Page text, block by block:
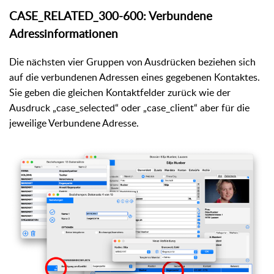
CASE_RELATED_300-600: Verbundene
Adressinformationen
Die nächsten vier Gruppen von Ausdrücken beziehen sich
auf die verbundenen Adressen eines gegebenen Kontaktes.
Sie geben die gleichen Kontaktfelder zurück wie der
Ausdruck „case_selected“ oder „case_client“ aber für die
jeweilige Verbundene Adresse.